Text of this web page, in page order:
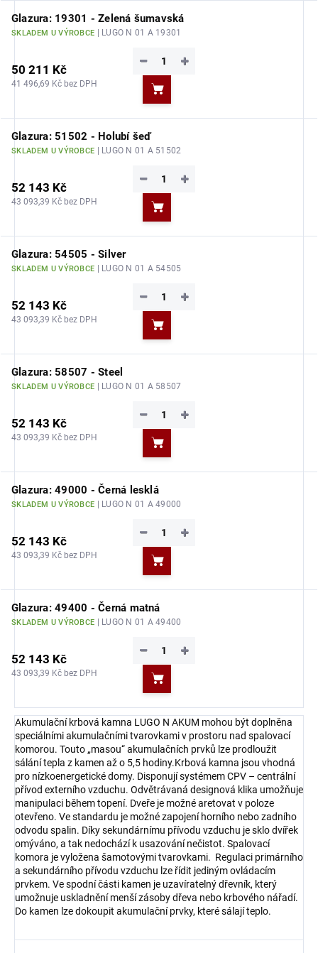
Glazura: 19301 - Zelená šumavská
SKLADEM U VÝROBCE | LUGO N 01 A 19301
50 211 Kč
41 496,69 Kč bez DPH
+
−
Do košíku
Glazura: 51502 - Holubí šeď
SKLADEM U VÝROBCE | LUGO N 01 A 51502
52 143 Kč
43 093,39 Kč bez DPH
+
−
Do košíku
Glazura: 54505 - Silver
SKLADEM U VÝROBCE | LUGO N 01 A 54505
52 143 Kč
43 093,39 Kč bez DPH
+
−
Do košíku
Glazura: 58507 - Steel
SKLADEM U VÝROBCE | LUGO N 01 A 58507
52 143 Kč
43 093,39 Kč bez DPH
+
−
Do košíku
Glazura: 49000 - Černá lesklá
SKLADEM U VÝROBCE | LUGO N 01 A 49000
52 143 Kč
43 093,39 Kč bez DPH
+
−
Do košíku
Glazura: 49400 - Černá matná
SKLADEM U VÝROBCE | LUGO N 01 A 49400
52 143 Kč
43 093,39 Kč bez DPH
+
−
Do košíku
Akumulační krbová kamna LUGO N AKUM mohou být doplněna
speciálními akumulačními tvarovkami v prostoru nad spalovací
komorou. Touto „masou“ akumulačních prvků lze prodloužit
sálání tepla z kamen až o 5,5 hodiny.Krbová kamna jsou vhodná
pro nízkoenergetické domy. Disponují systémem CPV – centrální
přívod externího vzduchu. Odvětrávaná designová klika umožňuje
manipulaci během topení. Dveře je možné aretovat v poloze
otevřeno. Ve standardu je možné zapojení horního nebo zadního
odvodu spalin. Díky sekundárnímu přívodu vzduchu je sklo dvířek
omýváno, a tak nedochází k usazování nečistot. Spalovací
komora je vyložena šamotovými tvarovkami. Regulaci primárního
a sekundárního přívodu vzduchu lze řídit jediným ovládacím
prvkem. Ve spodní části kamen je uzavíratelný dřevník, který
umožnuje uskladnění menší zásoby dřeva nebo krbového nářadí.
Do kamen lze dokoupit akumulační prvky, které sálají teplo.